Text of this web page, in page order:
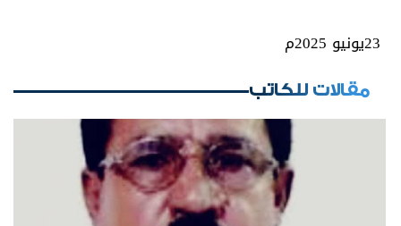
23يونيو 2025م
مقالات للكاتب